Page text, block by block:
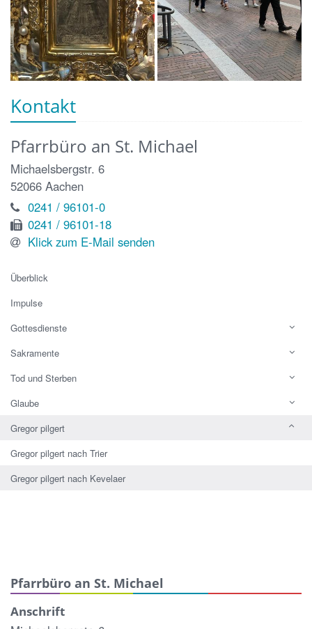
Kontakt
Pfarrbüro an St. Michael
Michaelsbergstr. 6
52066 Aachen
0241 / 96101-0
0241 / 96101-18
Klick zum E-Mail senden
Überblick
Impulse
Gottesdienste
Sakramente
Tod und Sterben
Glaube
Gregor pilgert
Gregor pilgert nach Trier
Gregor pilgert nach Kevelaer
Pfarrbüro an St. Michael
Anschrift